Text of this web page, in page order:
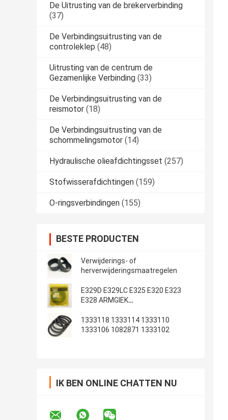
De Uitrusting van de brekerverbinding
(37)
De Verbindingsuitrusting van de
controleklep (48)
Uitrusting van de centrum de
Gezamenlijke Verbinding (33)
De Verbindingsuitrusting van de
reismotor (18)
De Verbindingsuitrusting van de
schommelingsmotor (14)
Hydraulische olieafdichtingsset (257)
Stofwisserafdichtingen (159)
O-ringsverbindingen (155)
BESTE PRODUCTEN
Verwijderings- of
herverwijderingsmaatregelen
E329D E329LC E325 E320 E323
E328 ARMGIEK
1333118 1333114 1333110
1333106 1082871 1333102
IK BEN ONLINE CHATTEN NU